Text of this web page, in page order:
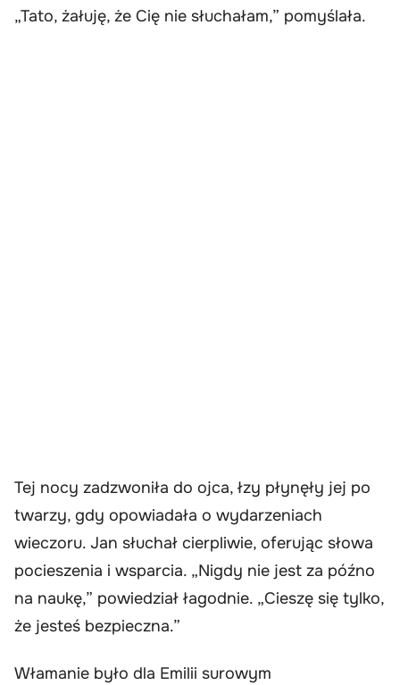
„Tato, żałuję, że Cię nie słuchałam,” pomyślała.
Tej nocy zadzwoniła do ojca, łzy płynęły jej po
twarzy, gdy opowiadała o wydarzeniach
wieczoru. Jan słuchał cierpliwie, oferując słowa
pocieszenia i wsparcia. „Nigdy nie jest za późno
na naukę,” powiedział łagodnie. „Cieszę się tylko,
że jesteś bezpieczna.”
Włamanie było dla Emilii surowym